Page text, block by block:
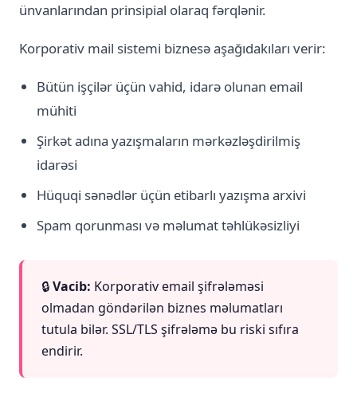
ünvanlarından prinsipial olaraq fərqlənir.
Korporativ mail sistemi biznesə aşağıdakıları verir:
Bütün işçilər üçün vahid, idarə olunan email
mühiti
Şirkət adına yazışmaların mərkəzləşdirilmiş
idarəsi
Hüquqi sənədlər üçün etibarlı yazışma arxivi
Spam qorunması və məlumat təhlükəsizliyi
🔒Vacib: Korporativ email şifrələməsi
olmadan göndərilən biznes məlumatları
tutula bilər. SSL/TLS şifrələmə bu riski sıfıra
endirir.